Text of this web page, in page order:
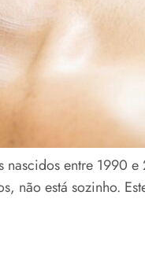
entre 1990
não está sozinho.